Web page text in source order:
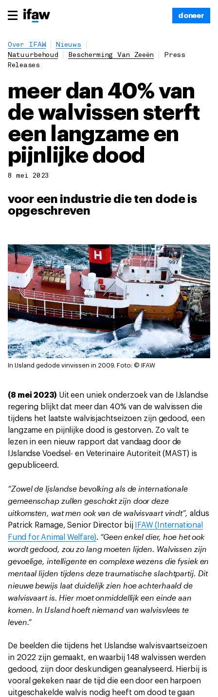
doneer
Over IFAW
Nieuws
Natuurbehoud
Bescherming Van Zeeën
Press
Releases
meer dan 40% van
de walvissen sterft
een langzame en
pijnlijke dood
8 mei 2023
voor een industrie die ten dode is
opgeschreven
In IJsland gedode vinvissen in 2009. Foto: © IFAW
(8 mei 2023) Uit een uniek onderzoek van de IJslandse
regering blijkt dat meer dan 40% van de walvissen die
tijdens het laatste walvisjachtseizoen zijn gedood, een
langzame en pijnlijke dood is gestorven. Zo valt te
lezen in een nieuw rapport dat vandaag door de
IJslandse Voedsel- en Veterinaire Autoriteit (MAST) is
gepubliceerd.
“Zowel de Ijslandse bevolking als de internationale
gemeenschap zullen geschokt zijn door deze
uitkomsten, wat men ook van de walvisvaart vindt”, aldus
Patrick Ramage, Senior Director bij
IFAW (International
Fund for Animal Welfare). “Geen enkel dier, hoe het ook
wordt gedood, zou zo lang moeten lijden. Walvissen zijn
gevoelige, intelligente en complexe wezens die fysiek en
mentaal lijden tijdens deze traumatische slachtpartij. Dit
nieuwe bewijs laat duidelijk zien hoe achterhaald de
walvisvaart is. Hier moet onmiddellijk een einde aan
komen. In IJsland hoeft niemand van walvisvlees te
leven.”
De beelden die tijdens het IJslandse walvisvaartseizoen
in 2022 zijn gemaakt, en waarbij 148 walvissen werden
gedood, zijn door deskundigen geanalyseerd. Hierbij is
vooral gekeken naar de tijd die een door een harpoen
uitgeschakelde walvis nodig heeft om dood te gaan